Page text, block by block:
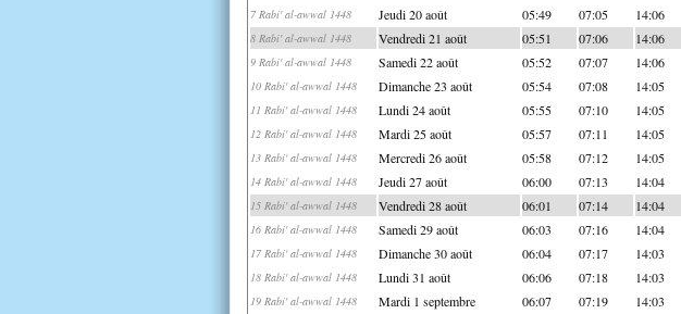
7 Rabi' al-awwal 1448 Jeudi 20 août 05:49 07:05 14:06
8 Rabi' al-awwal 1448 Vendredi 21 août 05:51 07:06 14:06
9 Rabi' al-awwal 1448 Samedi 22 août 05:52 07:07 14:06
10 Rabi' al-awwal 1448 Dimanche 23 août 05:54 07:08 14:05
11 Rabi' al-awwal 1448 Lundi 24 août 05:55 07:10 14:05
12 Rabi' al-awwal 1448 Mardi 25 août 05:57 07:11 14:05
13 Rabi' al-awwal 1448 Mercredi 26 août 05:58 07:12 14:05
14 Rabi' al-awwal 1448 Jeudi 27 août 06:00 07:13 14:04
15 Rabi' al-awwal 1448 Vendredi 28 août 06:01 07:14 14:04
16 Rabi' al-awwal 1448 Samedi 29 août 06:03 07:16 14:04
17 Rabi' al-awwal 1448 Dimanche 30 août 06:04 07:17 14:03
18 Rabi' al-awwal 1448 Lundi 31 août 06:06 07:18 14:03
19 Rabi' al-awwal 1448 Mardi 1 septembre 06:07 07:19 14:03